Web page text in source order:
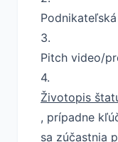
3.
Pitch video/
4.
Životopis
, prípadne
sa zúčastnia